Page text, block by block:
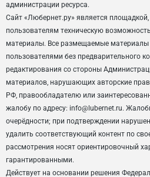
администрации ресурса.
Сайт «Любернет.ру» является
пользователям техническую
материалы. Все размещаемые
пользователями без предварительного
редактирования со стороны
материалов, нарушающих авторские
РФ, правообладателю или
жалобу по адресу: info@lubernet.ru.
очерёдности; при подтверждении
удалить соответствующий контент по
рассмотрения носят ориентировочный
гарантированными.
Действует на основании решения